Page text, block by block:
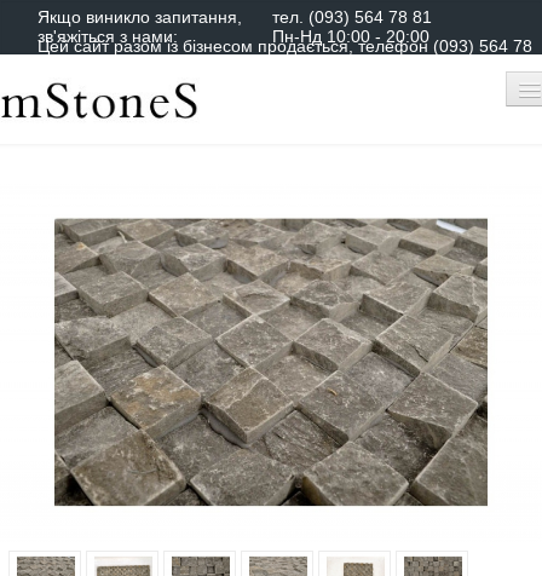
Якщо виникло запитання,
зв'яжіться з нами:
тел. (093) 564 78 81
Пн-Нд 10:00 - 20:00
Цей сайт разом із бізнесом продається, телефон (093) 564 78
Кошик порожній
нас
і доставка